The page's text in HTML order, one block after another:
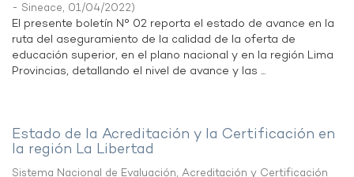
- Sineace, 01/04/2022)
El presente boletín N° 02 reporta el estado de avance en la
ruta del aseguramiento de la calidad de la oferta de
educación superior, en el plano nacional y en la región Lima
Provincias, detallando el nivel de avance y las ...
Estado de la Acreditación y la Certificación en
la región La Libertad
Sistema Nacional de Evaluación, Acreditación y Certificación